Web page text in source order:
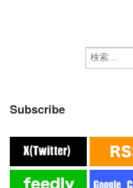
Subscribe